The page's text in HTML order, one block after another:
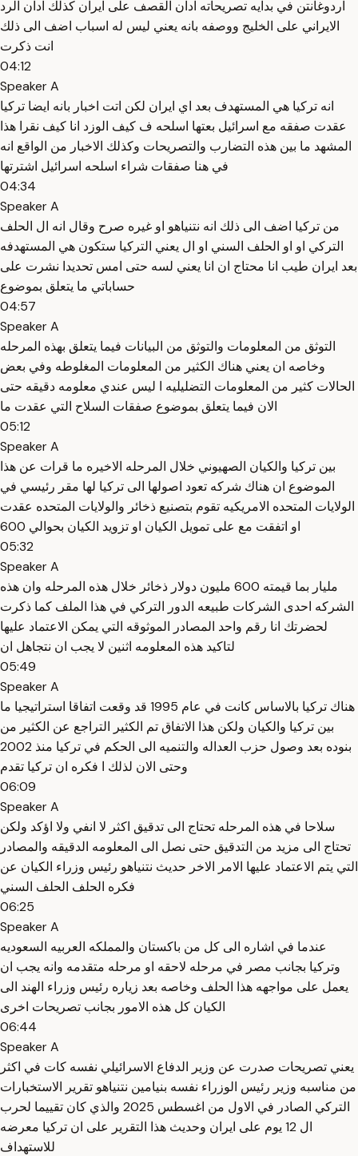
اردوغانتن في بدايه تصريحاته ادان القصف على ايران كذلك ادان الرد
الايراني على الخليج ووصفه بانه يعني ليس له اسباب اضف الى ذلك
انت ذكرت
04:12
Speaker A
انه تركيا هي المستهدف بعد اي ايران لكن اتت اخبار بانه ايضا تركيا
عقدت صفقه مع اسرائيل بعتها اسلحه ف كيف الوزد انا كيف نقرا هذا
المشهد ما بين هذه التضارب والتصريحات وكذلك الاخبار من الواقع انه
في هنا صفقات شراء اسلحه اسرائيل اشترتها
04:34
Speaker A
من تركيا اضف الى ذلك انه نتنياهو او غيره صرح وقال انه ال الحلف
التركي او او الحلف السني او ال يعني التركيا ستكون هي المستهدفه
بعد ايران طيب انا محتاج ان انا يعني لسه حتى امس تحديدا نشرت على
حساباتي ما يتعلق بموضوع
04:57
Speaker A
التوثق من المعلومات والتوثق من البيانات فيما يتعلق بهذه المرحله
وخاصه ان يعني هناك الكثير من المعلومات المغلوطه وفي بعض
الحالات كثير من المعلومات التضليليه ا ليس عندي معلومه دقيقه حتى
الان فيما يتعلق بموضوع صفقات السلاح التي عقدت ما
05:12
Speaker A
بين تركيا والكيان الصهيوني خلال المرحله الاخيره ما قرات عن هذا
الموضوع ان هناك شركه تعود اصولها الى تركيا لها مقر رئيسي في
الولايات المتحده الامريكيه تقوم بتصنيع ذخائر والولايات المتحده عقدت
او اتفقت مع على تمويل الكيان او تزويد الكيان بحوالي 600
05:32
Speaker A
مليار بما قيمته 600 مليون دولار ذخائر خلال هذه المرحله وان هذه
الشركه احدى الشركات طبيعه الدور التركي في هذا الملف كما ذكرت
لحضرتك انا رقم واحد المصادر الموثوقه التي يمكن الاعتماد عليها
لتاكيد هذه المعلومه اثنين لا يجب ان نتجاهل ان
05:49
Speaker A
هناك تركيا بالاساس كانت في عام 1995 قد وقعت اتفاقا استراتيجيا ما
بين تركيا والكيان ولكن هذا الاتفاق تم الكثير التراجع عن الكثير من
بنوده بعد وصول حزب العداله والتنميه الى الحكم في تركيا منذ 2002
وحتى الان لذلك ا فكره ان تركيا تقدم
06:09
Speaker A
سلاحا في هذه المرحله تحتاج الى تدقيق اكثر لا انفي ولا اؤكد ولكن
تحتاج الى مزيد من التدقيق حتى نصل الى المعلومه الدقيقه والمصادر
التي يتم الاعتماد عليها الامر الاخر حديث نتنياهو رئيس وزراء الكيان عن
فكره الحلف الحلف السني
06:25
Speaker A
عندما في اشاره الى كل من باكستان والمملكه العربيه السعوديه
وتركيا بجانب مصر في مرحله لاحقه او مرحله متقدمه وانه يجب ان
يعمل على مواجهه هذا الحلف وخاصه بعد زياره رئيس وزراء الهند الى
الكيان كل هذه الامور بجانب تصريحات اخرى
06:44
Speaker A
يعني تصريحات صدرت عن وزير الدفاع الاسرائيلي نفسه كات في اكثر
من مناسبه وزير رئيس الوزراء نفسه بنيامين نتنياهو تقرير الاستخبارات
التركي الصادر في الاول من اغسطس 2025 والذي كان تقييما لحرب
ال 12 يوم على ايران وحديث هذا التقرير على ان تركيا معرضه
للاستهداف